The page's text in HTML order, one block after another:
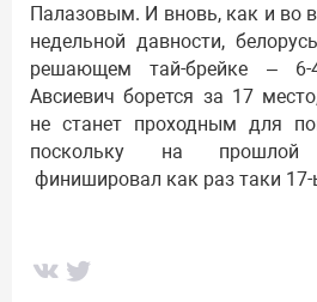
Палазовым. И вновь, как и во
недельной давности,
решающем тай-брейке –
Авсиевич борется за 17
не станет проходным для
поскольку на прошлой
финишировал как раз таки